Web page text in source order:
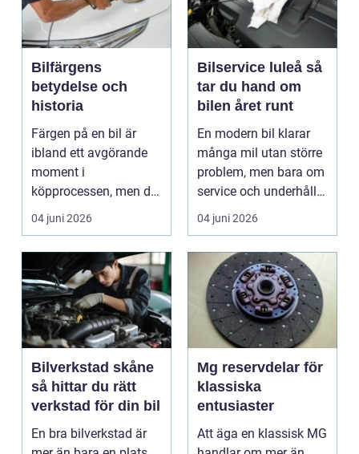
Bilfärgens
betydelse och
historia
Färgen på en bil är
ibland ett avgörande
moment i
köpprocessen, men det
ha...
04 juni 2026
Bilservice luleå så
tar du hand om
bilen året runt
En modern bil klarar
många mil utan större
problem, men bara om
service och underhåll
sköts i tid. I...
04 juni 2026
Bilverkstad skåne
så hittar du rätt
verkstad för din bil
En bra bilverkstad är
Mg reservdelar för
klassiska
entusiaster
Att äga en klassisk MG